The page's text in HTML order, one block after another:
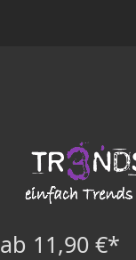
ab 11,90 €*